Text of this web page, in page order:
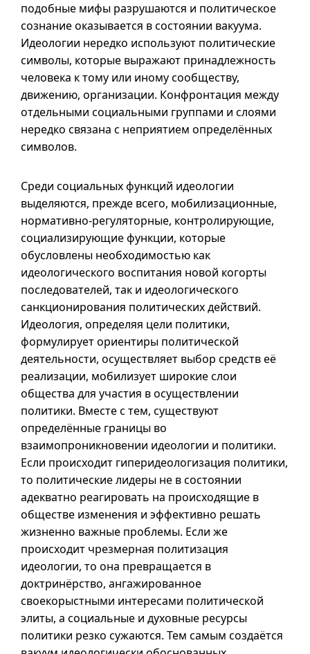
подобные мифы разрушаются и политическое
сознание оказывается в состоянии вакуума.
Идеологии нередко используют политические
символы, которые выражают принадлежность
человека к тому или иному сообществу,
движению, организации. Конфронтация между
отдельными социальными группами и слоями
нередко связана с неприятием определённых
символов.
Среди социальных функций идеологии
выделяются, прежде всего, мобилизационные,
нормативно-регуляторные, контролирующие,
социализирующие функции, которые
обусловлены необходимостью как
идеологического воспитания новой когорты
последователей, так и идеологического
санкционирования политических действий.
Идеология, определяя цели политики,
формулирует ориентиры политической
деятельности, осуществляет выбор средств её
реализации, мобилизует широкие слои
общества для участия в осуществлении
политики. Вместе с тем, существуют
определённые границы во
взаимопроникновении идеологии и политики.
Если происходит гиперидеологизация политики,
то политические лидеры не в состоянии
адекватно реагировать на происходящие в
обществе изменения и эффективно решать
жизненно важные проблемы. Если же
происходит чрезмерная политизация
идеологии, то она превращается в
доктринёрство, ангажированное
своекорыстными интересами политической
элиты, а социальные и духовные ресурсы
политики резко сужаются. Тем самым создаётся